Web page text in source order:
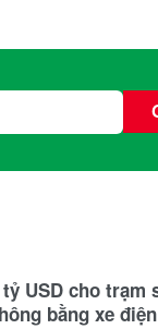
USD cho trạm
bằng xe điện